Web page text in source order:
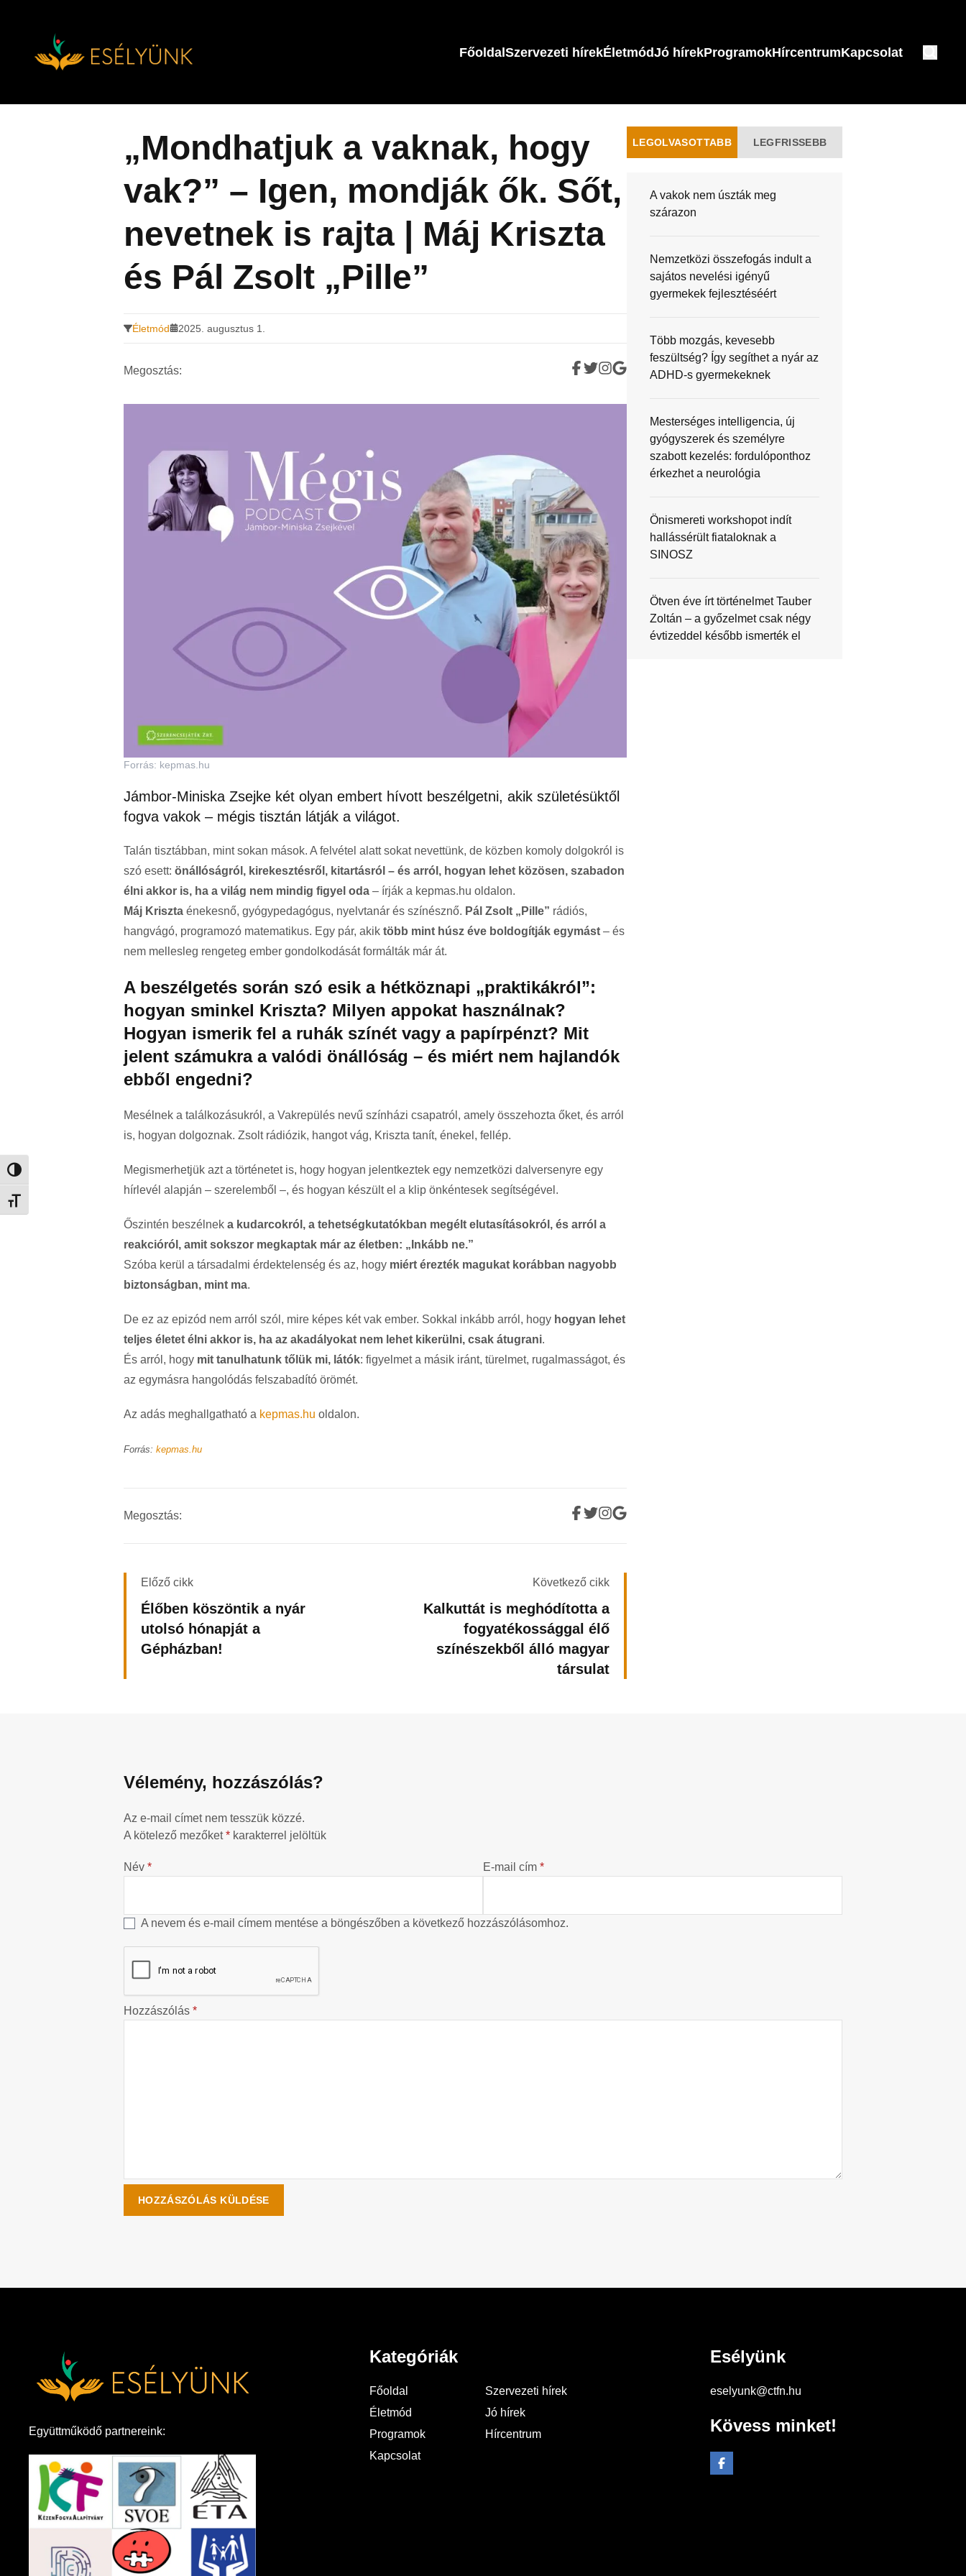
Nagy kontraszt váltása
Betűméret váltása
FőoldalSzervezeti hírekÉletmódJó hírekProgramokHírcentrumKapcsolat
„Mondhatjuk a vaknak, hogy
vak?” – Igen, mondják ők. Sőt,
nevetnek is rajta | Máj Kriszta
és Pál Zsolt „Pille”
Életmód 2025. augusztus 1.
Megosztás:
Forrás: kepmas.hu
Jámbor-Miniska Zsejke két olyan embert hívott beszélgetni, akik születésüktől
fogva vakok – mégis tisztán látják a világot.
Talán tisztábban, mint sokan mások. A felvétel alatt sokat nevettünk, de közben komoly dolgokról is
szó esett: önállóságról, kirekesztésről, kitartásról – és arról, hogyan lehet közösen, szabadon
élni akkor is, ha a világ nem mindig figyel oda – írják a kepmas.hu oldalon.
Máj Kriszta énekesnő, gyógypedagógus, nyelvtanár és színésznő. Pál Zsolt „Pille” rádiós,
hangvágó, programozó matematikus. Egy pár, akik több mint húsz éve boldogítják egymást – és
nem mellesleg rengeteg ember gondolkodását formálták már át.
A beszélgetés során szó esik a hétköznapi „praktikákról”:
hogyan sminkel Kriszta? Milyen appokat használnak?
Hogyan ismerik fel a ruhák színét vagy a papírpénzt? Mit
jelent számukra a valódi önállóság – és miért nem hajlandók
ebből engedni?
Mesélnek a találkozásukról, a Vakrepülés nevű színházi csapatról, amely összehozta őket, és arról
is, hogyan dolgoznak. Zsolt rádiózik, hangot vág, Kriszta tanít, énekel, fellép.
Megismerhetjük azt a történetet is, hogy hogyan jelentkeztek egy nemzetközi dalversenyre egy
hírlevél alapján – szerelemből –, és hogyan készült el a klip önkéntesek segítségével.
Őszintén beszélnek a kudarcokról, a tehetségkutatókban megélt elutasításokról, és arról a
reakcióról, amit sokszor megkaptak már az életben: „Inkább ne.”
Szóba kerül a társadalmi érdektelenség és az, hogy miért érezték magukat korábban nagyobb
biztonságban, mint ma.
De ez az epizód nem arról szól, mire képes két vak ember. Sokkal inkább arról, hogy hogyan lehet
teljes életet élni akkor is, ha az akadályokat nem lehet kikerülni, csak átugrani.
És arról, hogy mit tanulhatunk tőlük mi, látók: figyelmet a másik iránt, türelmet, rugalmasságot, és
az egymásra hangolódás felszabadító örömét.
Az adás meghallgatható a kepmas.hu oldalon.
Forrás: kepmas.hu
Megosztás:
Előző cikk
Élőben köszöntik a nyár
utolsó hónapját a
Gépházban!
Következő cikk
Kalkuttát is meghódította a
fogyatékossággal élő
színészekből álló magyar
társulat
LEGOLVASOTTABB LEGFRISSEBB
A vakok nem úszták meg
szárazon
Nemzetközi összefogás indult a
sajátos nevelési igényű
gyermekek fejlesztéséért
Több mozgás, kevesebb
feszültség? Így segíthet a nyár az
ADHD-s gyermekeknek
Mesterséges intelligencia, új
gyógyszerek és személyre
szabott kezelés: fordulóponthoz
érkezhet a neurológia
Önismereti workshopot indít
hallássérült fiataloknak a
SINOSZ
Ötven éve írt történelmet Tauber
Zoltán – a győzelmet csak négy
évtizeddel később ismerték el
Vélemény, hozzászólás?
Az e-mail címet nem tesszük közzé.
A kötelező mezőket* karakterrel jelöltük
Név * E-mail cím *
A nevem és e-mail címem mentése a böngészőben a következő hozzászólásomhoz.
Hozzászólás *
Együttműködő partnereink:
Kategóriák
Főoldal
Szervezeti hírek
Életmód
Jó hírek
Programok
Hírcentrum
Kapcsolat
Esélyünk
eselyunk@ctfn.hu
Kövess minket!